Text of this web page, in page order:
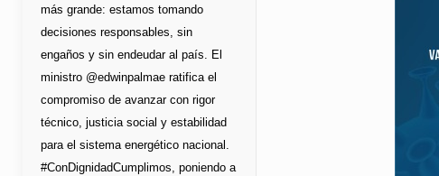
más grande: estamos tomando
decisiones responsables, sin
engaños y sin endeudar al país. El
ministro @edwinpalmae ratifica el
compromiso de avanzar con rigor
técnico, justicia social y estabilidad
para el sistema energético nacional.
#ConDignidadCumplimos, poniendo a